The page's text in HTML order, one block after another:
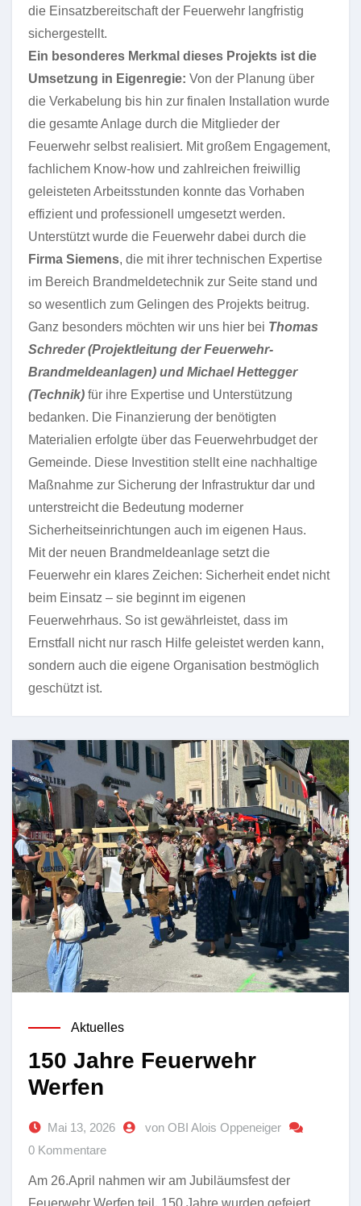
die Einsatzbereitschaft der Feuerwehr langfristig
sichergestellt.
Ein besonderes Merkmal dieses Projekts ist die
Umsetzung in Eigenregie: Von der Planung über
die Verkabelung bis hin zur finalen Installation wurde
die gesamte Anlage durch die Mitglieder der
Feuerwehr selbst realisiert. Mit großem Engagement,
fachlichem Know-how und zahlreichen freiwillig
geleisteten Arbeitsstunden konnte das Vorhaben
effizient und professionell umgesetzt werden.
Unterstützt wurde die Feuerwehr dabei durch die
Firma Siemens, die mit ihrer technischen Expertise
im Bereich Brandmeldetechnik zur Seite stand und
so wesentlich zum Gelingen des Projekts beitrug.
Ganz besonders möchten wir uns hier bei Thomas
Schreder (Projektleitung der Feuerwehr-
Brandmeldeanlagen) und Michael Hettegger
(Technik) für ihre Expertise und Unterstützung
bedanken. Die Finanzierung der benötigten
Materialien erfolgte über das Feuerwehrbudget der
Gemeinde. Diese Investition stellt eine nachhaltige
Maßnahme zur Sicherung der Infrastruktur dar und
unterstreicht die Bedeutung moderner
Sicherheitseinrichtungen auch im eigenen Haus.
Mit der neuen Brandmeldeanlage setzt die
Feuerwehr ein klares Zeichen: Sicherheit endet nicht
beim Einsatz – sie beginnt im eigenen
Feuerwehrhaus. So ist gewährleistet, dass im
Ernstfall nicht nur rasch Hilfe geleistet werden kann,
sondern auch die eigene Organisation bestmöglich
geschützt ist.
Aktuelles
150 Jahre Feuerwehr
Werfen
Mai 13, 2026
von OBI Alois Oppeneiger
0 Kommentare
Am 26.April nahmen wir am Jubiläumsfest der
Feuerwehr Werfen teil. 150 Jahre wurden gefeiert